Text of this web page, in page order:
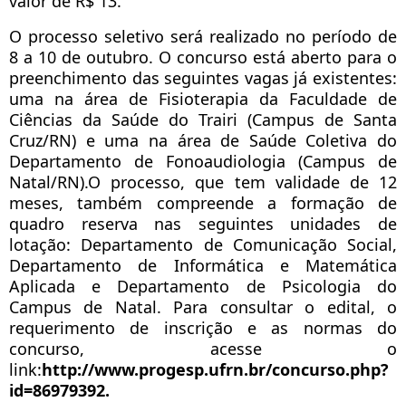
O processo seletivo será realizado no período de
8 a 10 de outubro. O concurso está aberto para o
preenchimento das seguintes vagas já existentes:
uma na área de Fisioterapia da Faculdade de
Ciências da Saúde do Trairi (Campus de Santa
Cruz/RN) e uma na área de Saúde Coletiva do
Departamento de Fonoaudiologia (Campus de
Natal/RN).O processo, que tem validade de 12
meses, também compreende a formação de
quadro reserva nas seguintes unidades de
lotação: Departamento de Comunicação Social,
Departamento de Informática e Matemática
Aplicada e Departamento de Psicologia do
Campus de Natal. Para consultar o edital, o
requerimento de inscrição e as normas do
concurso, acesse o
link:http://www.progesp.ufrn.br/concurso.php?
id=86979392.